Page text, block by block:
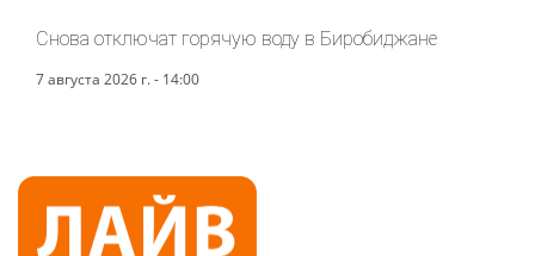
Снова отключат горячую воду в Биробиджане
7 августа 2026 г. - 14:00